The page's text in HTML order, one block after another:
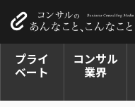
プライ
ベート
コンサル
業界